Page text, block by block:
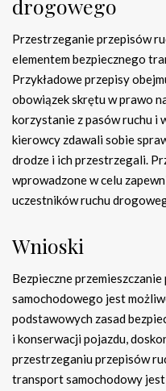
drogowego
Przestrzeganie przepisów
elementem bezpiecznego
Przykładowe przepisy
obowiązek skrętu w prawo
korzystanie z pasów ruchu i
kierowcy zdawali sobie
drodze i ich przestrzegali.
wprowadzone w celu
uczestników ruchu
Wnioski
Bezpieczne
samochodowego jest
podstawowych zasad
i konserwacji pojazdu,
przestrzeganiu przepisów
transport samochodowy